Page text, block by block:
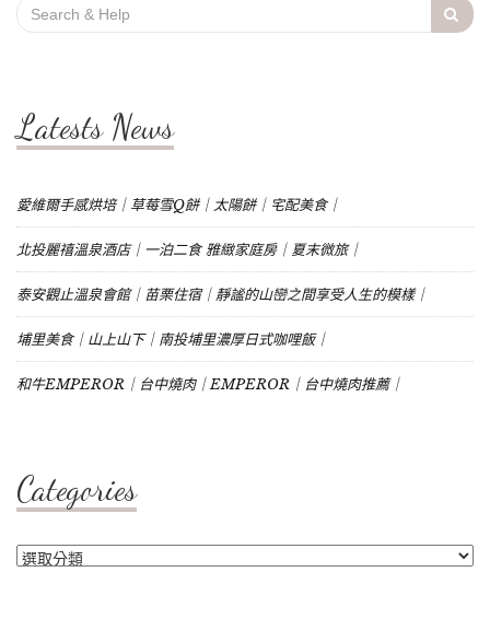
Search
for:
Latests News
愛維爾手感烘培｜草莓雪Q餅｜太陽餅｜宅配美食｜
北投麗禧溫泉酒店｜一泊二食 雅緻家庭房｜夏末微旅｜
泰安觀止溫泉會館｜苗栗住宿｜靜謐的山巒之間享受人生的模樣｜
埔里美食｜山上山下｜南投埔里濃厚日式咖哩飯｜
和牛EMPEROR｜台中燒肉｜EMPEROR｜台中燒肉推薦｜
Categories
Categories